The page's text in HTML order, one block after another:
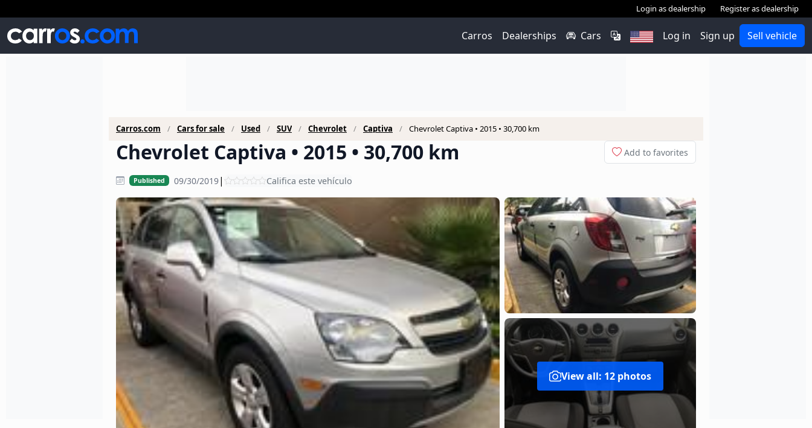
Login as dealership Register as dealership
Carros Dealerships Cars Log in Sign up Sell vehicle
Carros.com Cars for sale Used SUV Chevrolet Captiva Chevrolet Captiva • 2015 • 30,700 km
Chevrolet Captiva • 2015 • 30,700 km Add to favorites
Published 09/30/2019| Califica este vehículo
View all: 12 photos